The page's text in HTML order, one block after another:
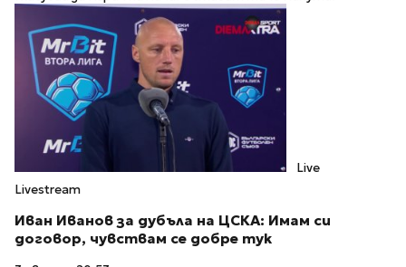
Live
Livestream
Иван Иванов за дубъла на ЦСКА: Имам си
договор, чувствам се добре тук